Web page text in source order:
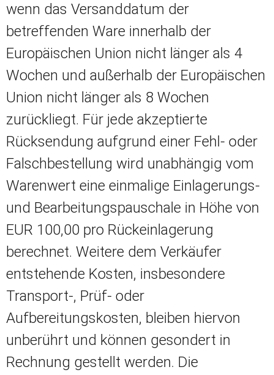
wenn das Versanddatum der
betreffenden Ware innerhalb der
Europäischen Union nicht länger als 4
Wochen und außerhalb der Europäischen
Union nicht länger als 8 Wochen
zurückliegt. Für jede akzeptierte
Rücksendung aufgrund einer Fehl- oder
Falschbestellung wird unabhängig vom
Warenwert eine einmalige Einlagerungs-
und Bearbeitungspauschale in Höhe von
EUR 100,00 pro Rückeinlagerung
berechnet. Weitere dem Verkäufer
entstehende Kosten, insbesondere
Transport-, Prüf- oder
Aufbereitungskosten, bleiben hiervon
unberührt und können gesondert in
Rechnung gestellt werden. Die